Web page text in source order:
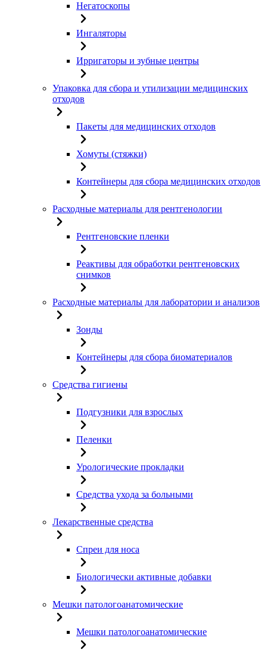
Негатоскопы
Ингаляторы
Ирригаторы и зубные центры
Упаковка для сбора и утилизации медицинских
отходов
Пакеты для медицинских отходов
Хомуты (стяжки)
Контейнеры для сбора медицинских отходов
Расходные материалы для рентгенологии
Рентгеновские пленки
Реактивы для обработки рентгеновских
снимков
Расходные материалы для лаборатории и анализов
Зонды
Контейнеры для сбора биоматериалов
Средства гигиены
Подгузники для взрослых
Пеленки
Урологические прокладки
Средства ухода за больными
Лекарственные средства
Спреи для носа
Биологически активные добавки
Мешки патологоанатомические
Мешки патологоанатомические